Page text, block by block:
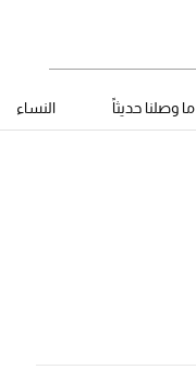
ما وصلنا حديثاً النساء